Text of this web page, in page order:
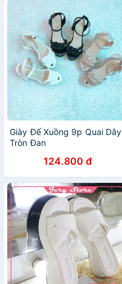
Giày Đế Xuồng 9p Quai Dây
Tròn Đan
124.800 đ